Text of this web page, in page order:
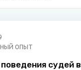
ОПЫТ
судей в